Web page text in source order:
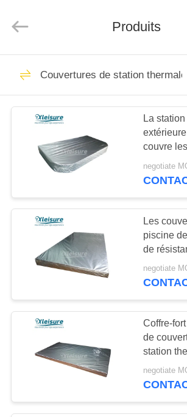
APERÇU
PRODUITS
PROPOS
NOUS
VISITE
D'USINE
CONTRÔLE
DE
QUALITÉ
CONTACT
Rights
Reserved.
ECER
spa de nage et
jacuzzi
accessoires de
baquet de
thermale
Couvertures de
station
baquet chaud
Produits
Couvertures de station thermale
La
couvre
valeur de
Les
piscine
de
ont
de
Coffre-
de
station
de vinyle